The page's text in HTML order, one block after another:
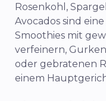
Rosenkohl,
Avocados sind
Smoothies mit
verfeinern,
oder gebratenen
einem